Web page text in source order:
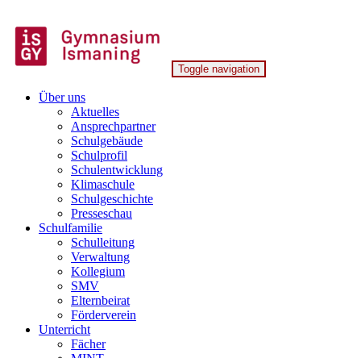
to
content
Gymnasium Ismaning
Toggle navigation
Über uns
Aktuelles
Ansprechpartner
Schulgebäude
Schulprofil
Schulentwicklung
Klimaschule
Schulgeschichte
Presseschau
Schulfamilie
Schulleitung
Verwaltung
Kollegium
SMV
Elternbeirat
Förderverein
Unterricht
Fächer